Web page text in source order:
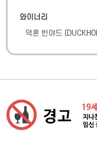
와이너리
덕혼 빈야드 (